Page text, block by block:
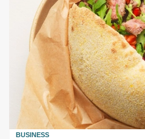
BUSINESS